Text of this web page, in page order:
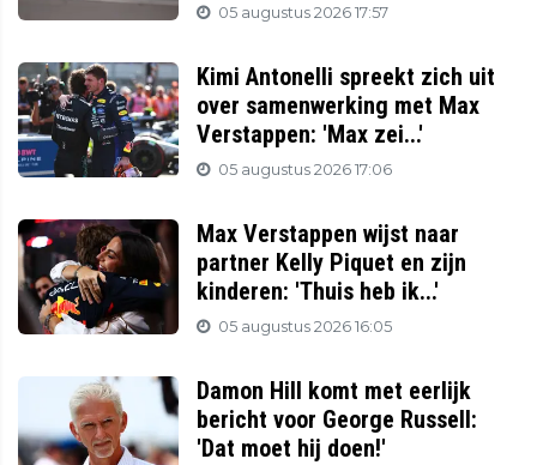
05 augustus 2026 17:57
Kimi Antonelli spreekt zich uit
over samenwerking met Max
Verstappen: 'Max zei...'
05 augustus 2026 17:06
Max Verstappen wijst naar
partner Kelly Piquet en zijn
kinderen: 'Thuis heb ik...'
05 augustus 2026 16:05
Damon Hill komt met eerlijk
bericht voor George Russell:
'Dat moet hij doen!'